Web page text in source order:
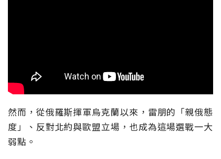
然而，從俄羅斯揮軍烏克蘭以來，雷朋的「親俄態
度」、反對北約與歐盟立場，也成為這場選戰一大
弱點。